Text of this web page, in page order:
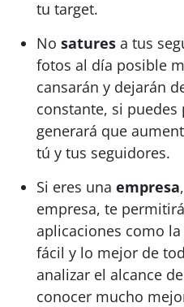
tu target.
Nosatures a tus
fotos al día posible
cansarán y dejarán
constante, si
generará que
tú y tus seguidores.
Si eres unaempresa
empresa, te
aplicaciones como
fácil y lo mejor de
analizar el alcance
conocer mucho